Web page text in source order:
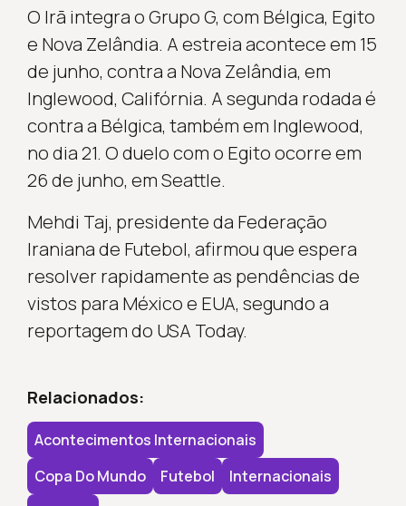
O Irã integra o Grupo G, com Bélgica, Egito
e Nova Zelândia. A estreia acontece em 15
de junho, contra a Nova Zelândia, em
Inglewood, Califórnia. A segunda rodada é
contra a Bélgica, também em Inglewood,
no dia 21. O duelo com o Egito ocorre em
26 de junho, em Seattle.
Mehdi Taj, presidente da Federação
Iraniana de Futebol, afirmou que espera
resolver rapidamente as pendências de
vistos para México e EUA, segundo a
reportagem do USA Today.
Relacionados:
Acontecimentos Internacionais
Copa Do Mundo
Futebol
Internacionais